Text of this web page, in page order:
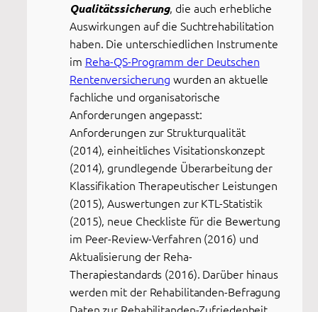
Qualitätssicherung, die auch erhebliche
Auswirkungen auf die Suchtrehabilitation
haben. Die unterschiedlichen Instrumente
im Reha-QS-Programm der Deutschen
Rentenversicherung wurden an aktuelle
fachliche und organisatorische
Anforderungen angepasst:
Anforderungen zur Strukturqualität
(2014), einheitliches Visitationskonzept
(2014), grundlegende Überarbeitung der
Klassifikation Therapeutischer Leistungen
(2015), Auswertungen zur KTL-Statistik
(2015), neue Checkliste für die Bewertung
im Peer-Review-Verfahren (2016) und
Aktualisierung der Reha-
Therapiestandards (2016). Darüber hinaus
werden mit der Rehabilitanden-Befragung